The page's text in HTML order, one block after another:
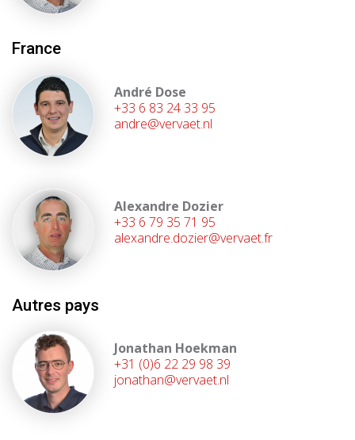
France
André Dose
+33 6 83 24 33 95
andre@vervaet.nl
Alexandre Dozier
+33 6 79 35 71 95
alexandre.dozier@vervaet.fr
Autres pays
Jonathan Hoekman
+31 (0)6 22 29 98 39
jonathan@vervaet.nl